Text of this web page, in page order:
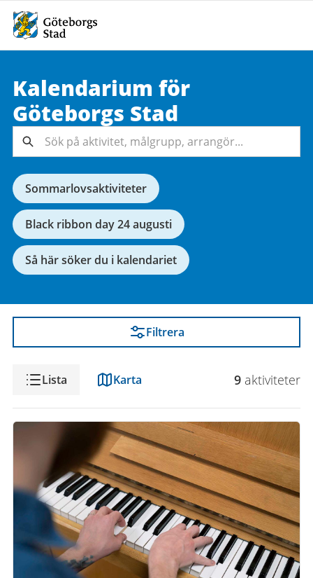
Kalendarium för
Göteborgs Stad
Sök på
aktivitet,
målgrupp,
arrangör...
Sök
Sommarlovsaktiviteter
Black ribbon day 24 augusti
Så här söker du i kalendariet
Filtrera
VisningLista Karta 9 aktiviteter